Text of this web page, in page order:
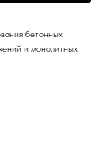
бетонных
и монолитных